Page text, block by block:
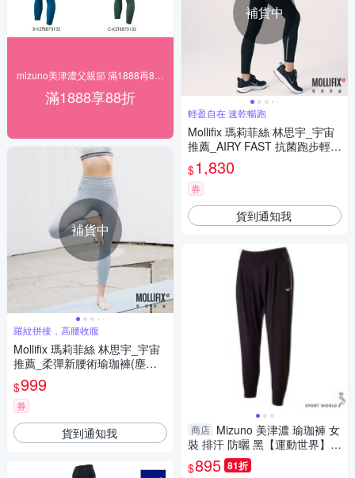
滿1888享88折
補貨中
羅紋拼接，高腰收腹
Mollifix 瑪莉菲絲 林思宇_宇宙
推薦_柔彈新腰術瑜珈褲(塵霧
藍)瑜珈服、Legging
$999
券
貨到通知我
補貨中
輕盈自在 速乾暢跑
Mollifix 瑪莉菲絲 林思宇_宇宙
推薦_AIRY FAST 抗菌跑步輕速
褲(黑)、瑜珈服、Legging
$1,830
券
貨到通知我
商店 Mizuno 美津濃 瑜珈褲 女
裝 排汗 防曬 黑【運動世界】K
2TBC22209
$895 81折